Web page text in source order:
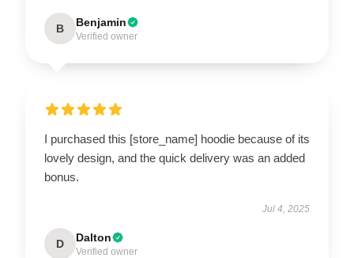
B Benjamin
Verified owner
I purchased this [store_name] hoodie because of its
lovely design, and the quick delivery was an added
bonus.
Jul 4, 2025
D Dalton
Verified owner